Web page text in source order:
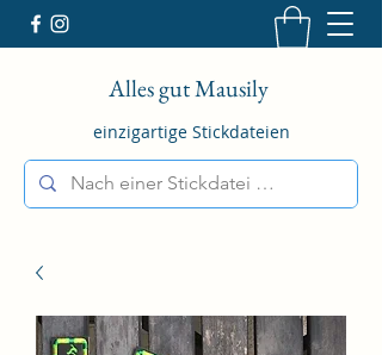
Alles gut Mausily
einzigartige Stickdateien